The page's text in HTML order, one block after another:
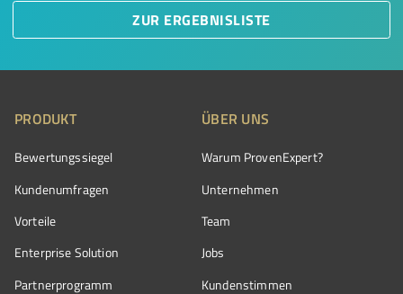
ZUR ERGEBNISLISTE
PRODUKT
Bewertungssiegel
Kundenumfragen
Vorteile
Enterprise Solution
Partnerprogramm
ÜBER UNS
Warum ProvenExpert?
Unternehmen
Team
Jobs
Kundenstimmen